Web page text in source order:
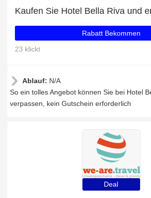
Rabatt Bekommen
23 klickt
Ablauf: N/A
So ein tolles Angebot können Sie bei Hotel
verpassen, kein Gutschein erforderlich
Deal